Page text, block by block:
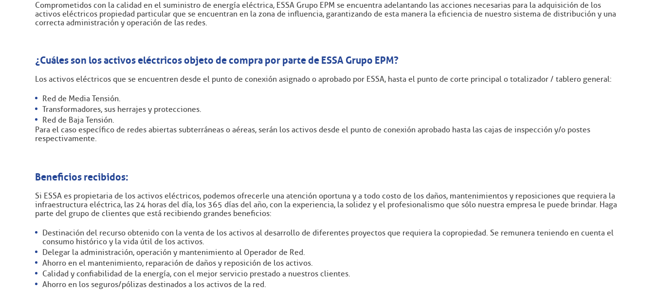
Comprometidos con la calidad en el suministro de energía eléctrica, ESSA Grupo EPM se encuentra adelantando las acciones necesarias para la adquisición de los
activos eléctricos propiedad particular que se encuentran en la zona de influencia, garantizando de esta manera la eficiencia de nuestro sistema de distribución y una
correcta administración y operación de las redes.
¿Cuáles son los activos eléctricos objeto de compra por parte de ESSA Grupo EPM?
Los activos eléctricos que se encuentren desde el punto de conexión asignado o aprobado por ESSA, hasta el punto de corte principal o totalizador / tablero general:
Red de Media Tensión.
Transformadores, sus herrajes y protecciones.
Red de Baja Tensión.
Para el caso específico de redes abiertas subterráneas o aéreas, serán los activos desde el punto de conexión aprobado hasta las cajas de inspección y/o postes
respectivamente.
Beneficios recibidos:
Si ESSA es propietaria de los activos eléctricos, podemos ofrecerle una atención oportuna y a todo costo de los daños, mantenimientos y reposiciones que requiera la
infraestructura eléctrica, las 24 horas del día, los 365 días del año, con la experiencia, la solidez y el profesionalismo que sólo nuestra empresa le puede brindar. Haga
parte del grupo de clientes que está recibiendo grandes beneficios:
Destinación del recurso obtenido con la venta de los activos al desarrollo de diferentes proyectos que requiera la copropiedad. Se remunera teniendo en cuenta el
consumo histórico y la vida útil de los activos.
Delegar la administración, operación y mantenimiento al Operador de Red.
Ahorro en el mantenimiento, reparación de daños y reposición de los activos.
Calidad y confiabilidad de la energía, con el mejor servicio prestado a nuestros clientes.
Ahorro en los seguros/pólizas destinados a los activos de la red.